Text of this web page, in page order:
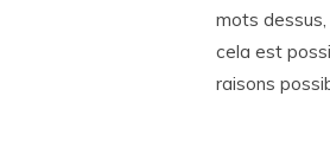
mots
cela est
raisons